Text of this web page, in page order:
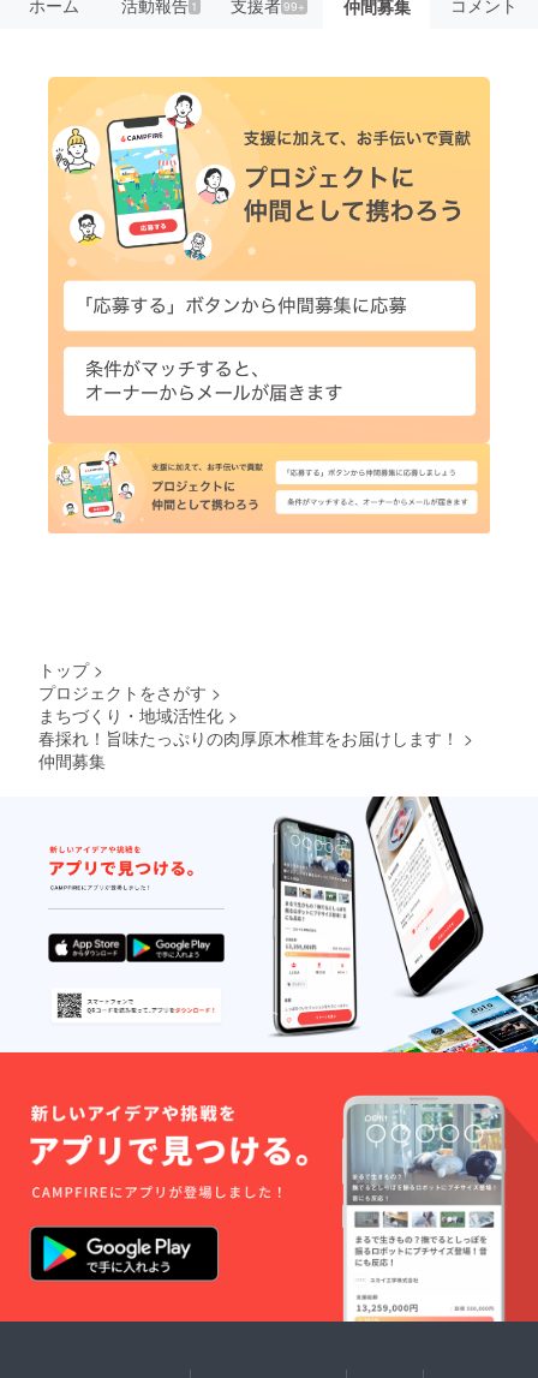
ホーム 活動報告 1 支援者99+ 仲間募集 コメント
トップ >
プロジェクトをさがす >
まちづくり・地域活性化 >
春採れ！旨味たっぷりの肉厚原木椎茸をお届けします！ >
仲間募集